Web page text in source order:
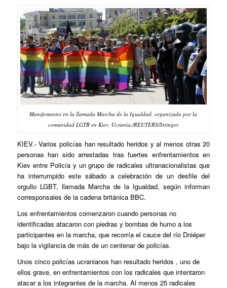
Manifestantes en la llamada Marcha de la Igualdad, organizada por la
comunidad LGTB en Kiev, Ucrania./REUTERS/Stringer
KIEV.- Varios policías han resultado heridos y al menos otras 20
personas han sido arrestadas tras fuertes enfrentamientos en
Kiev entre Policía y un grupo de radicales ultranacionalistas que
ha interrumpido este sábado a celebración de un desfile del
orgullo LGBT, llamada Marcha de la Igualdad, según informan
corresponsales de la cadena británica BBC.
Los enfrentamientos comenzaron cuando personas no
identificadas atacaron con piedras y bombas de humo a los
participantes en la marcha, que recorría el cauce del río Dniéper
bajo la vigilancia de más de un centenar de policías.
Unos cinco policías ucranianos han resultado heridos , uno de
ellos grave, en enfrentamientos con los radicales que intentaron
atacar a los integrantes de la marcha. Al menos 25 radicales